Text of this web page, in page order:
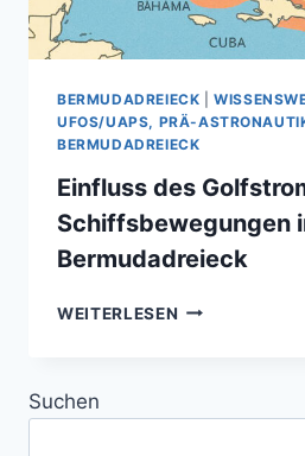
BERMUDADREIECK |
UFOS/UAPS, PRÄ-
BERMUDADREIECK
Einfluss des
Schiffsbewegungen
Bermudadreieck
WEITERLESEN EINFLUSS
Suchen